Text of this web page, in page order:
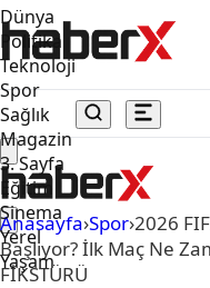
Dünya
Politika
Teknoloji
Spor
Sağlık
Magazin
3. Sayfa
Eğitim
Sinema
Yerel
Yaşam
Anasayfa›Spor›2026
Başlıyor? İlk Maç Ne
FİKSTÜRÜ